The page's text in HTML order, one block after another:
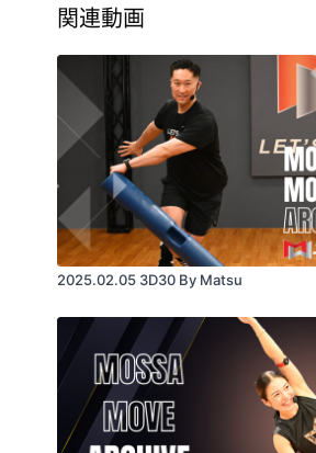
関連動画
2025.02.05 3D30 By Matsu